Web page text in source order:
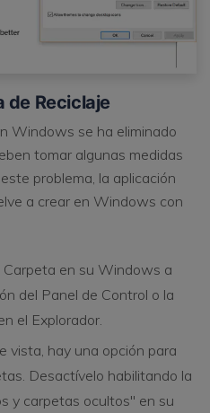
de Reciclaje
Windows se ha eliminado
tomar algunas medidas
problema, la aplicación
a crear en Windows con
Carpeta en su Windows a
del Panel de Control o la
el Explorador.
vista, hay una opción para
Desactívelo habilitando la
y carpetas ocultos" en su